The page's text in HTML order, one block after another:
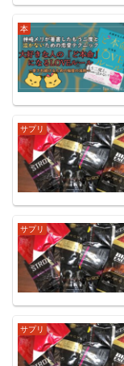
本
サプリ
サプリ
サプリ